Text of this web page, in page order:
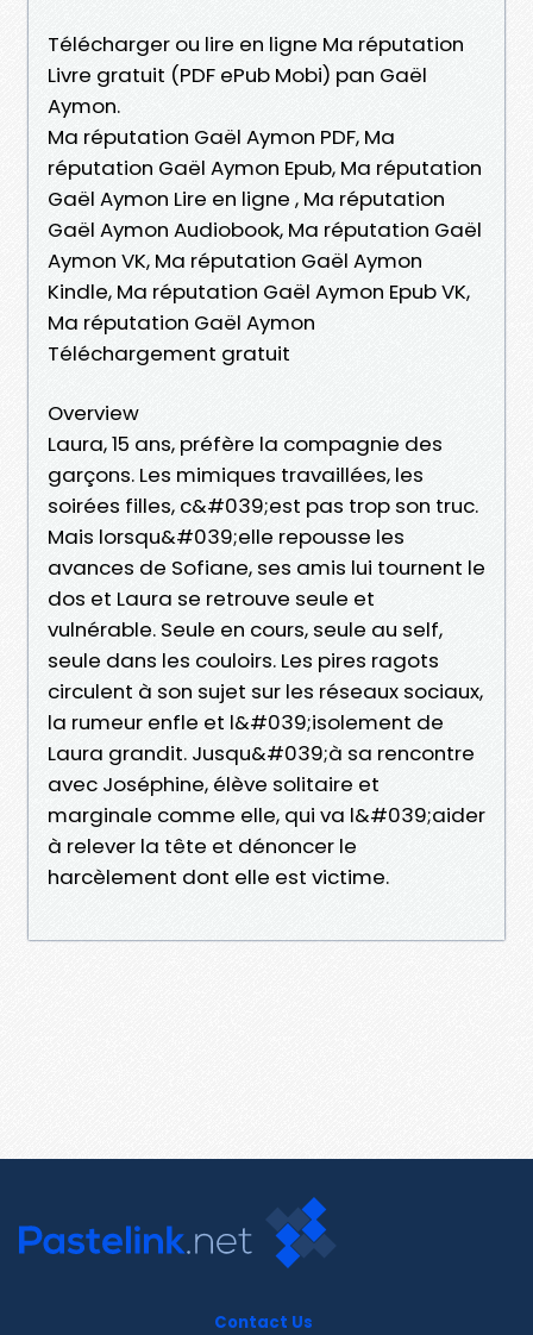
Télécharger ou lire en ligne Ma réputation
Livre gratuit (PDF ePub Mobi) pan Gaël
Aymon.
Ma réputation Gaël Aymon PDF, Ma
réputation Gaël Aymon Epub, Ma réputation
Gaël Aymon Lire en ligne , Ma réputation
Gaël Aymon Audiobook, Ma réputation Gaël
Aymon VK, Ma réputation Gaël Aymon
Kindle, Ma réputation Gaël Aymon Epub VK,
Ma réputation Gaël Aymon
Téléchargement gratuit
Overview
Laura, 15 ans, préfère la compagnie des
garçons. Les mimiques travaillées, les
soirées filles, c&#039;est pas trop son truc.
Mais lorsqu&#039;elle repousse les
avances de Sofiane, ses amis lui tournent le
dos et Laura se retrouve seule et
vulnérable. Seule en cours, seule au self,
seule dans les couloirs. Les pires ragots
circulent à son sujet sur les réseaux sociaux,
la rumeur enfle et l&#039;isolement de
Laura grandit. Jusqu&#039;à sa rencontre
avec Joséphine, élève solitaire et
marginale comme elle, qui va l&#039;aider
à relever la tête et dénoncer le
harcèlement dont elle est victime.
Contact Us